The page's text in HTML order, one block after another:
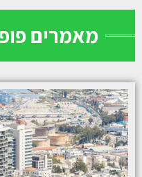
מאמרים